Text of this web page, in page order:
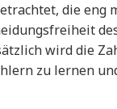
die eng
wird die
zu lernen